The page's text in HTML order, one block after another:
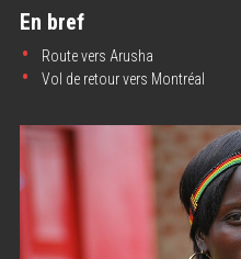
En bref
Route vers Arusha
Vol de retour vers Montréal